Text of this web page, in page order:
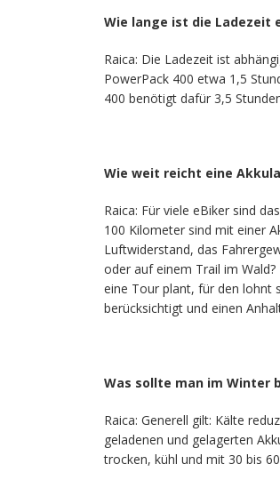
Wie lange ist die Ladezeit
Raica: Die Ladezeit ist
PowerPack 400 etwa 1,5
400 benötigt dafür 3,5
Wie weit reicht eine
Raica: Für viele eBiker sind
100 Kilometer sind mit einer
Luftwiderstand, das
oder auf einem Trail im
eine Tour plant, für den lohnt
berücksichtigt und einen
Was sollte man im Winter
Raica: Generell gilt: Kälte
geladenen und gelagerten
trocken, kühl und mit 30 bis